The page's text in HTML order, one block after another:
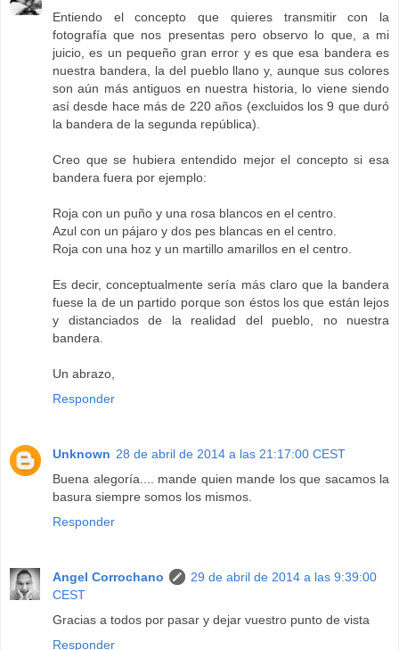
Entiendo el concepto que quieres transmitir con la
fotografía que nos presentas pero observo lo que, a mi
juicio, es un pequeño gran error y es que esa bandera es
nuestra bandera, la del pueblo llano y, aunque sus colores
son aún más antiguos en nuestra historia, lo viene siendo
así desde hace más de 220 años (excluidos los 9 que duró
la bandera de la segunda república).
Creo que se hubiera entendido mejor el concepto si esa
bandera fuera por ejemplo:
Roja con un puño y una rosa blancos en el centro.
Azul con un pájaro y dos pes blancas en el centro.
Roja con una hoz y un martillo amarillos en el centro.
Es decir, conceptualmente sería más claro que la bandera
fuese la de un partido porque son éstos los que están lejos
y distanciados de la realidad del pueblo, no nuestra
bandera.
Un abrazo,
Responder
Unknown 28 de abril de 2014 a las 21:17:00 CEST
Buena alegoría.... mande quien mande los que sacamos la
basura siempre somos los mismos.
Responder
Angel Corrochano
29 de abril de 2014 a las 9:39:00
CEST
Gracias a todos por pasar y dejar vuestro punto de vista
Responder